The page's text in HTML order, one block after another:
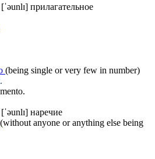
[ˈəunlɪ] прилагательное
(being single or very few in number)
[ˈəunlɪ] наречие
(without anyone or anything else being